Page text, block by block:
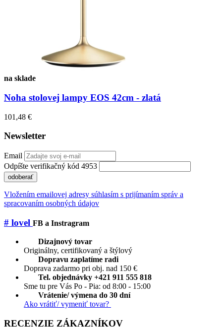
na sklade
Noha stolovej lampy EOS 42cm - zlatá
101,48 €
Newsletter
Email
Odpíšte verifikačný kód 4953
odoberať
Vložením emailovej adresy súhlasím s prijímaním správ a
spracovaním osobných údajov
# lovel FB a Instragram
Dizajnový tovar
Originálny, certifikovaný a štýlový
Dopravu zaplatíme radi
Doprava zadarmo pri obj. nad 150 €
Tel. objednávky +421 911 555 818
Sme tu pre Vás Po - Pia: od 8:00 - 15:00
Vrátenie/ výmena do 30 dní
Ako vrátiť/ vymeniť tovar?
RECENZIE ZÁKAZNÍKOV